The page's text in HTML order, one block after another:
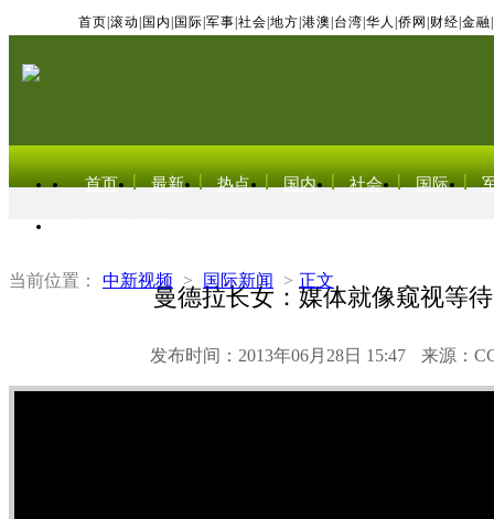
首页 滚动 国内 国际 军事 社会 地方 港澳 台湾 华人 侨网 财经 金融
首页 最新 热点 国内 社会 国际
当前位置： 中新视频 > 国际新闻 > 正文
曼德拉长女：媒体就像窥视等
发布时间：2013年06月28日 15:47 来源：